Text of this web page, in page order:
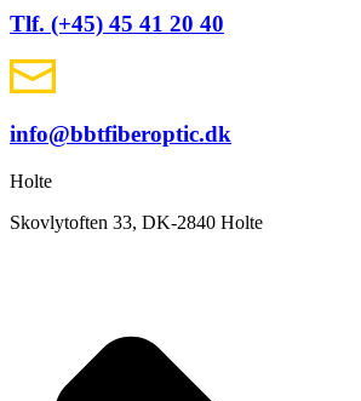
Tlf. (+45) 45 41 20 40
info@bbtfiberoptic.dk
Holte
Skovlytoften 33, DK-2840 Holte